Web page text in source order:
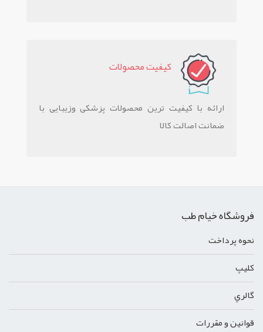
کيفيت محصولات
ارائه با کیفیت ترین محصولات پزشکی وزیبایی با
ضمانت اصالت کالا
فروشگاه خیام طب
نحوه پرداخت
کليپ
گالري
قوانين و مقررات